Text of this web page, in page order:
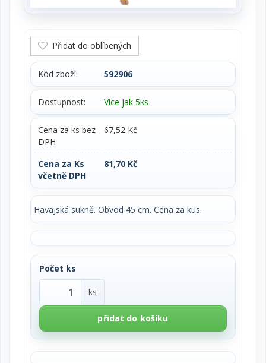
Přidat do oblíbených
Kód zboží: 592906
Dostupnost: Více jak 5ks
Cena za ks bez
DPH
67,52 Kč
Cena za Ks
včetně DPH
81,70 Kč
Havajská sukně. Obvod 45 cm. Cena za kus.
Počet ks
ks